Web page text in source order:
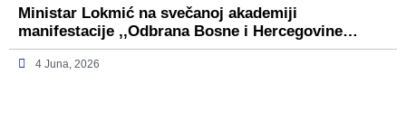
Ministar Lokmić na svečanoj akademiji
manifestacije ,,Odbrana Bosne i Hercegovine…
4 Juna, 2026